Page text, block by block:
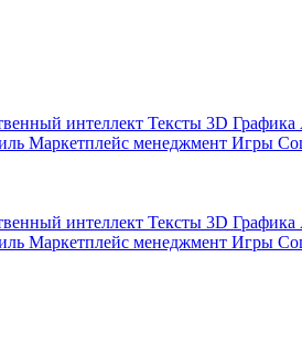
интеллект Тексты 3D Графика
Маркетплейс менеджмент Игры
интеллект Тексты 3D Графика
Маркетплейс менеджмент Игры